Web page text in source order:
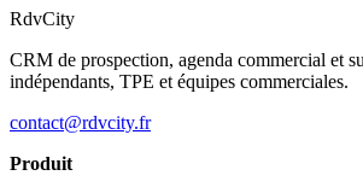
RdvCity
CRM de prospection, agenda commercial et
indépendants, TPE et équipes commerciales.
contact@rdvcity.fr
Produit